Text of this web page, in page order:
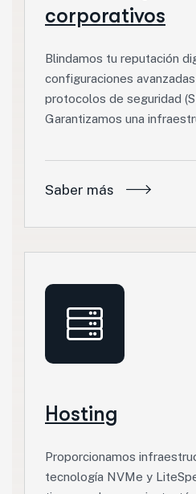
corporativos
Blindamos tu reputación
configuraciones
protocolos de seguridad
Garantizamos una
Saber más
Hosting
Proporcionamos
tecnología NVMe y